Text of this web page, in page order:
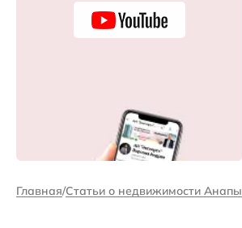
Главная Статьи о недвижимости Анапы